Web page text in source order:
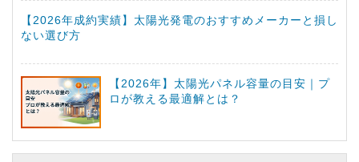
【2026年成約実績】太陽光発電のおすすめメーカーと損し
ない選び方
【2026年】太陽光パネル容量の目安｜プ
ロが教える最適解とは？